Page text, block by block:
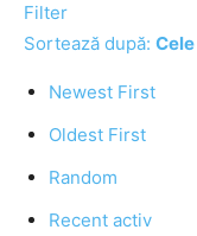
Filter
Sortează după:
Newest First
Oldest First
Random
Recent activ